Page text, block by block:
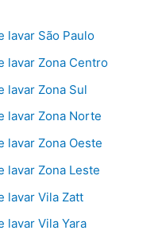
lavar São Paulo
lavar Zona Centro
lavar Zona Sul
lavar Zona Norte
lavar Zona Oeste
lavar Zona Leste
lavar Vila Zatt
lavar Vila Yara